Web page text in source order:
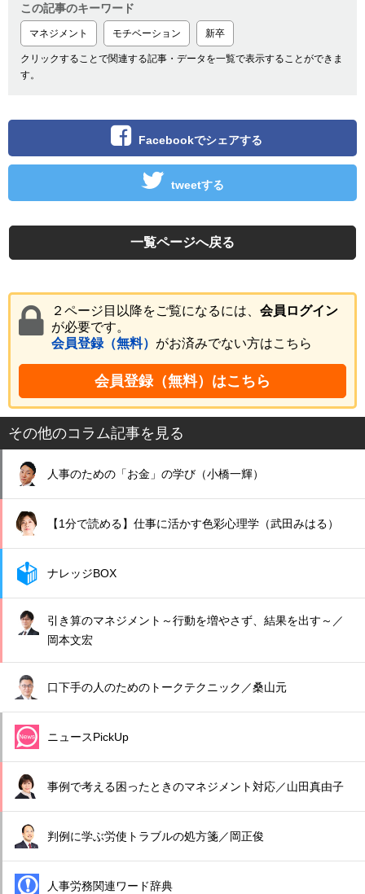
この記事のキーワード
マネジメント モチベーション 新卒
クリックすることで関連する記事・データを一覧で表示することができま
す。
Facebookでシェアする
tweetする
一覧ページへ戻る
２ページ目以降をご覧になるには、 会員ログイン
が必要です。
会員登録（無料） がお済みでない方はこちら
会員登録（無料）はこちら
その他のコラム記事を見る
人事のための「お金」の学び（小橋一輝）
【1分で読める】仕事に活かす色彩心理学（武田みはる）
ナレッジBOX
引き算のマネジメント～行動を増やさず、結果を出す～／
岡本文宏
口下手の人のためのトークテクニック／桑山元
ニュースPickUp
事例で考える困ったときのマネジメント対応／山田真由子
判例に学ぶ労使トラブルの処方箋／岡正俊
人事労務関連ワード辞典